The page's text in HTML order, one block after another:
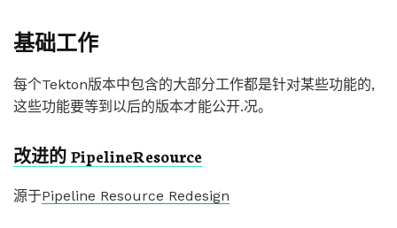
基础工作
每个Tekton版本中包含的大部分工作都是针对某些功能的,
这些功能要等到以后的版本才能公开.况。
改进的 PipelineResource
源于Pipeline Resource Redesign